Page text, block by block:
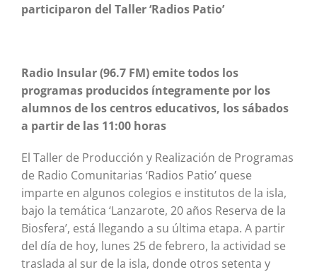
participaron del Taller ‘Radios Patio’
Radio Insular (96.7 FM) emite todos los
programas producidos íntegramente por los
alumnos de los centros educativos, los sábados
a partir de las 11:00 horas
El Taller de Producción y Realización de Programas
de Radio Comunitarias ‘Radios Patio’ quese
imparte en algunos colegios e institutos de la isla,
bajo la temática ‘Lanzarote, 20 años Reserva de la
Biosfera’, está llegando a su última etapa. A partir
del día de hoy, lunes 25 de febrero, la actividad se
traslada al sur de la isla, donde otros setenta y